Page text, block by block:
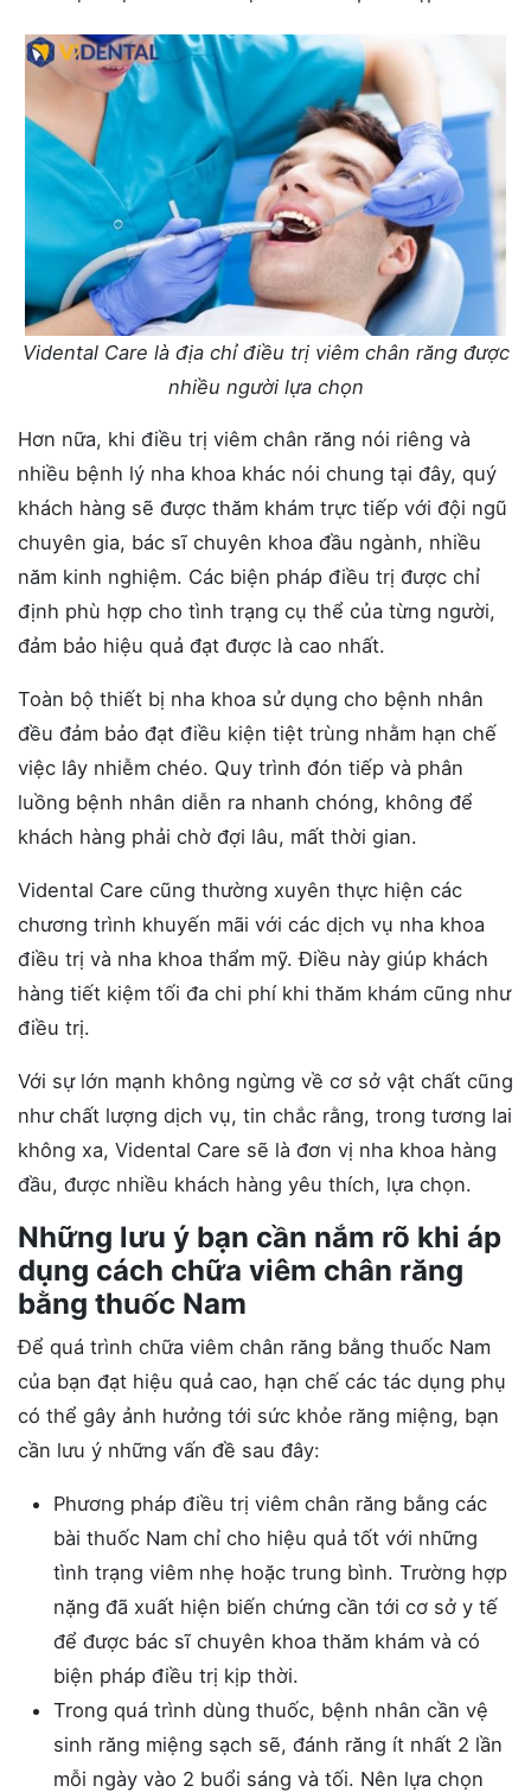
Vidental Care là địa chỉ điều trị viêm chân răng được
nhiều người lựa chọn
Hơn nữa, khi điều trị viêm chân răng nói riêng và
nhiều bệnh lý nha khoa khác nói chung tại đây, quý
khách hàng sẽ được thăm khám trực tiếp với đội ngũ
chuyên gia, bác sĩ chuyên khoa đầu ngành, nhiều
năm kinh nghiệm. Các biện pháp điều trị được chỉ
định phù hợp cho tình trạng cụ thể của từng người,
đảm bảo hiệu quả đạt được là cao nhất.
Toàn bộ thiết bị nha khoa sử dụng cho bệnh nhân
đều đảm bảo đạt điều kiện tiệt trùng nhằm hạn chế
việc lây nhiễm chéo. Quy trình đón tiếp và phân
luồng bệnh nhân diễn ra nhanh chóng, không để
khách hàng phải chờ đợi lâu, mất thời gian.
Vidental Care cũng thường xuyên thực hiện các
chương trình khuyến mãi với các dịch vụ nha khoa
điều trị và nha khoa thẩm mỹ. Điều này giúp khách
hàng tiết kiệm tối đa chi phí khi thăm khám cũng như
điều trị.
Với sự lớn mạnh không ngừng về cơ sở vật chất cũng
như chất lượng dịch vụ, tin chắc rằng, trong tương lai
không xa, Vidental Care sẽ là đơn vị nha khoa hàng
đầu, được nhiều khách hàng yêu thích, lựa chọn.
Những lưu ý bạn cần nắm rõ khi áp
dụng cách chữa viêm chân răng
bằng thuốc Nam
Để quá trình chữa viêm chân răng bằng thuốc Nam
của bạn đạt hiệu quả cao, hạn chế các tác dụng phụ
có thể gây ảnh hưởng tới sức khỏe răng miệng, bạn
cần lưu ý những vấn đề sau đây:
Phương pháp điều trị viêm chân răng bằng các
bài thuốc Nam chỉ cho hiệu quả tốt với những
tình trạng viêm nhẹ hoặc trung bình. Trường hợp
nặng đã xuất hiện biến chứng cần tới cơ sở y tế
để được bác sĩ chuyên khoa thăm khám và có
biện pháp điều trị kịp thời.
Trong quá trình dùng thuốc, bệnh nhân cần vệ
sinh răng miệng sạch sẽ, đánh răng ít nhất 2 lần
mỗi ngày vào 2 buổi sáng và tối. Nên lựa chọn